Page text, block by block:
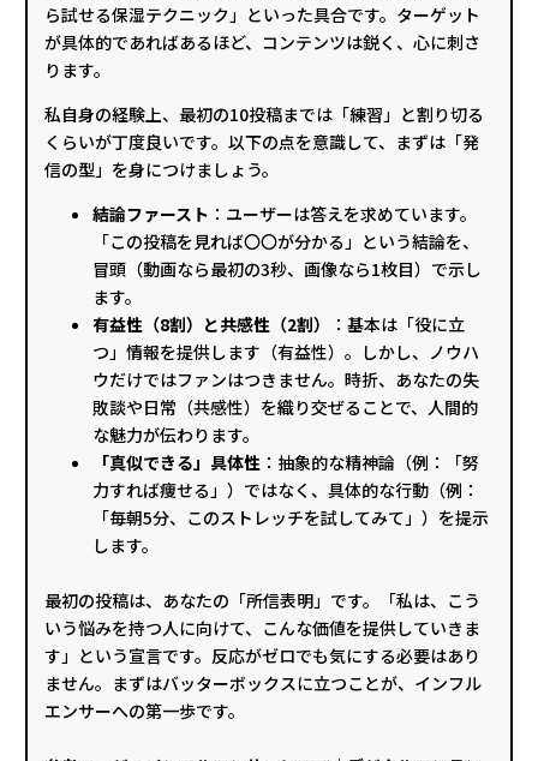
ら試せる保湿テクニック」といった具合です。ターゲット
が具体的であればあるほど、コンテンツは鋭く、心に刺さ
ります。
私自身の経験上、最初の10投稿までは「練習」と割り切る
くらいが丁度良いです。以下の点を意識して、まずは「発
信の型」を身につけましょう。
結論ファースト ：ユーザーは答えを求めています。
「この投稿を見れば〇〇が分かる」という結論を、
冒頭（動画なら最初の3秒、画像なら1枚目）で示し
ます。
有益性（8割）と共感性（2割）
：基本は「役に立
つ」情報を提供します（有益性）。しかし、ノウハ
ウだけではファンはつきません。時折、あなたの失
敗談や日常（共感性）を織り交ぜることで、人間的
な魅力が伝わります。
「真似できる」具体性 ：抽象的な精神論（例：「努
力すれば痩せる」）ではなく、具体的な行動（例：
「毎朝5分、このストレッチを試してみて」）を提示
します。
最初の投稿は、あなたの「所信表明」です。「私は、こう
いう悩みを持つ人に向けて、こんな価値を提供していきま
す」という宣言です。反応がゼロでも気にする必要はあり
ません。まずはバッターボックスに立つことが、インフル
エンサーへの第一歩です。